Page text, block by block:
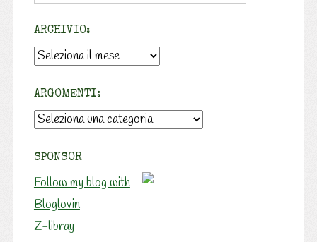
ARCHIVIO:
Archivio:
ARGOMENTI:
Argomenti:
SPONSOR
Follow my blog with
Bloglovin
Z-libray